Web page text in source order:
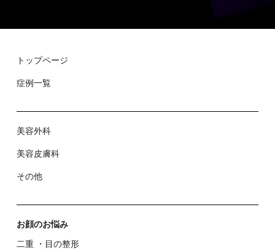
トップページ
症例⼀覧
美容外科
美容⽪膚科
その他
お顔のお悩み
⼆重 ・⽬の整形